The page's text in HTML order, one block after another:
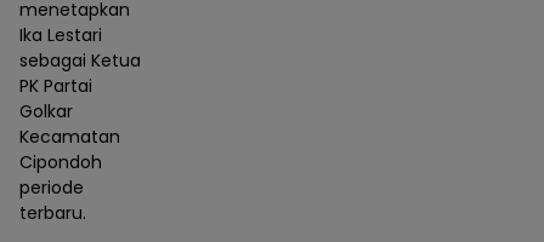
menetapkan
Ika Lestari
sebagai Ketua
PK Partai
Golkar
Kecamatan
Cipondoh
periode
terbaru.